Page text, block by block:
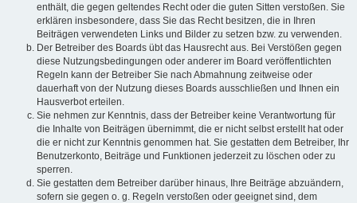
enthält, die gegen geltendes Recht oder die guten Sitten verstoßen. Sie
erklären insbesondere, dass Sie das Recht besitzen, die in Ihren
Beiträgen verwendeten Links und Bilder zu setzen bzw. zu verwenden.
Der Betreiber des Boards übt das Hausrecht aus. Bei Verstößen gegen
diese Nutzungsbedingungen oder anderer im Board veröffentlichten
Regeln kann der Betreiber Sie nach Abmahnung zeitweise oder
dauerhaft von der Nutzung dieses Boards ausschließen und Ihnen ein
Hausverbot erteilen.
Sie nehmen zur Kenntnis, dass der Betreiber keine Verantwortung für
die Inhalte von Beiträgen übernimmt, die er nicht selbst erstellt hat oder
die er nicht zur Kenntnis genommen hat. Sie gestatten dem Betreiber, Ihr
Benutzerkonto, Beiträge und Funktionen jederzeit zu löschen oder zu
sperren.
Sie gestatten dem Betreiber darüber hinaus, Ihre Beiträge abzuändern,
sofern sie gegen o. g. Regeln verstoßen oder geeignet sind, dem